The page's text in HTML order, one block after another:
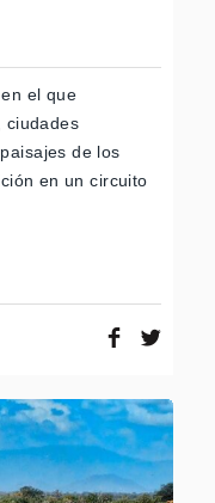
el que
ciudades
de los
en un circuito